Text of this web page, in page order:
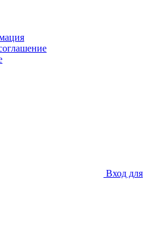
Вход для